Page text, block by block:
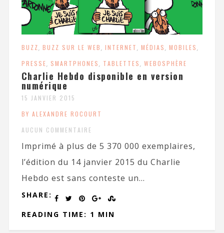
BUZZ, BUZZ SUR LE WEB, INTERNET, MÉDIAS, MOBILES,
PRESSE, SMARTPHONES, TABLETTES, WEBOSPHÈRE
Charlie Hebdo disponible en version
numérique
15 JANVIER 2015
BY ALEXANDRE ROCOURT
AUCUN COMMENTAIRE
Imprimé à plus de 5 370 000 exemplaires,
l’édition du 14 janvier 2015 du Charlie
Hebdo est sans conteste un...
SHARE:
READING TIME: 1 MIN